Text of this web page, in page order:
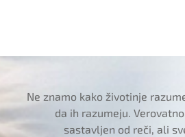
Ne znamo kako životinje
da ih razumeju.
sastavljen od reči, ali